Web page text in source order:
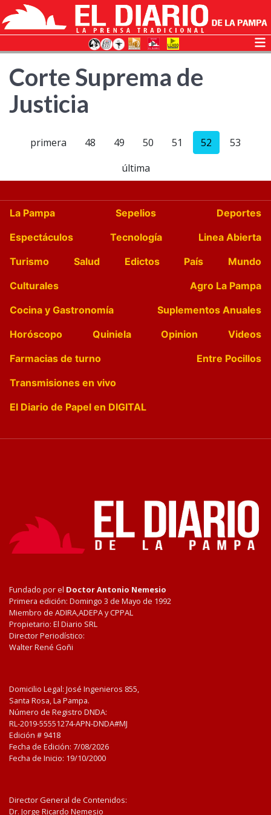
Corte Suprema de
Justicia
primera 48 49 50 51 52
53
última
La Pampa Sepelios
Deportes
Espectáculos
Tecnología
Linea Abierta
Turismo
Salud Edictos País
Mundo
Culturales
Agro La Pampa
Cocina y Gastronomía
Suplementos Anuales
Horóscopo
Quiniela Opinion
Videos
Farmacias de turno
Entre Pocillos
Transmisiones en vivo
El Diario de Papel en DIGITAL
Fundado por el Doctor Antonio Nemesio
Primera edición: Domingo 3 de Mayo de 1992
Miembro de ADIRA,ADEPA y CPPAL
Propietario: El Diario SRL
Director Periodístico:
Walter René Goñi
Domicilio Legal: José Ingenieros 855,
Santa Rosa, La Pampa.
Número de Registro DNDA:
RL-2019-55551274-APN-DNDA#MJ
Edición # 9418
Fecha de Edición: 7/08/2026
Fecha de Inicio: 19/10/2000
Director General de Contenidos:
Dr. Jorge Ricardo Nemesio